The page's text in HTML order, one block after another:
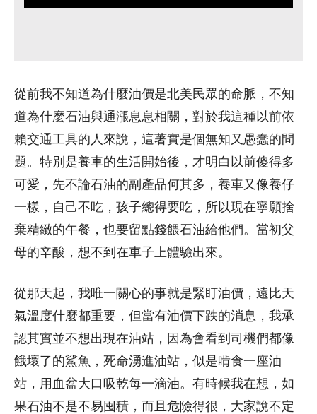
從前我不知道為什麼油價是北美民眾的命脈，不知
道為什麼石油與通漲息息相關，對於我這種以前依
賴交通工具的人來說，這著實是個無知又愚蠢的問
題。特別是養車的生活開始後，才明白以前傻得多
可愛，先不論石油的副產品何其多，養車又像養仔
一樣，自己不吃，孩子總得要吃，所以現在寧願捨
棄精緻的午餐，也要留點錢餵石油給他們。當初父
母的辛酸，想不到在車子上體驗出來。
從那天起，我唯一關心的事就是緊盯油價，遠比天
氣溫度什麼都重要，但當有油價下跌的消息，我承
認其實並不想出現在油站，因為會看到司機們都像
餓壞了的鯊魚，死命湧進油站，似是啃食一座油
站，用血盆大口吸乾每一滴油。有時候我在想，如
果石油不是不易囤積，而且危險得很，大家說不定